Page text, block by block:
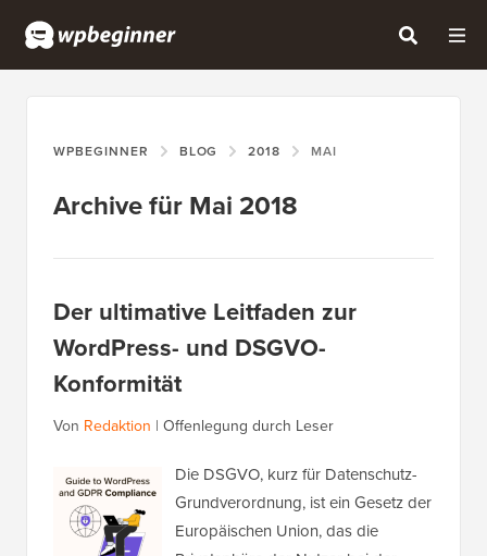
WPBEGINNER BLOG 2018 MAI
Archive für Mai 2018
Der ultimative Leitfaden zur
WordPress- und DSGVO-
Konformität
Von Redaktion | Offenlegung durch Leser
Die DSGVO, kurz für Datenschutz-
Grundverordnung, ist ein Gesetz der
Europäischen Union, das die